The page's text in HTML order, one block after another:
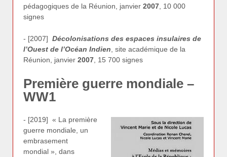
pédagogiques de la Réunion, janvier 2007 , 10 000
signes
- [2007] Décolonisations des espaces insulaires de
l’Ouest de l’Océan Indien , site académique de la
Réunion, janvier 2007 , 15 700 signes
Première guerre mondiale –
WW1
- [2019] « La première
guerre mondiale, un
embrasement
mondial », dans